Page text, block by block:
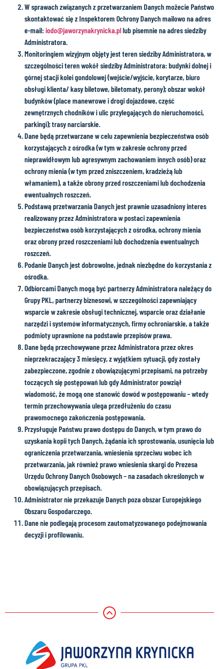
W sprawach związanych z przetwarzaniem Danych możecie Państwo
skontaktować się z Inspektorem Ochrony Danych mailowo na adres
e-mail: iodo@jaworzynakrynicka.pllub pisemnie na adres siedziby
Administratora.
Monitoringiem wizyjnym objęty jest teren siedziby Administratora, w
szczególności teren wokół siedziby Administratora: budynki dolnej i
górnej stacji kolei gondolowej (wejście/wyjście, korytarze, biuro
obsługi klienta/ kasy biletowe, biletomaty, perony); obszar wokół
budynków (place manewrowe i drogi dojazdowe, część
zewnętrznych chodników i ulic przylegających do nieruchomości,
parkingi); trasy narciarskie.
Dane będą przetwarzane w celu zapewnienia bezpieczeństwa osób
korzystających z ośrodka (w tym w zakresie ochrony przed
nieprawidłowym lub agresywnym zachowaniem innych osób) oraz
ochrony mienia (w tym przed zniszczeniem, kradzieżą lub
włamaniem), a także obrony przed roszczeniami lub dochodzenia
ewentualnych roszczeń.
Podstawą przetwarzania Danych jest prawnie uzasadniony interes
realizowany przez Administratora w postaci zapewnienia
bezpieczeństwa osób korzystających z ośrodka, ochrony mienia
oraz obrony przed roszczeniami lub dochodzenia ewentualnych
roszczeń.
Podanie Danych jest dobrowolne, jednak niezbędne do korzystania z
ośrodka.
Odbiorcami Danych mogą być partnerzy Administratora należący do
Grupy PKL, partnerzy biznesowi, w szczególności zapewniający
wsparcie w zakresie obsługi technicznej, wsparcie oraz działanie
narzędzi i systemów informatycznych, firmy ochroniarskie, a także
podmioty uprawnione na podstawie przepisów prawa.
Dane będą przechowywane przez Administratora przez okres
nieprzekraczający 3 miesięcy, z wyjątkiem sytuacji, gdy zostały
zabezpieczone, zgodnie z obowiązującymi przepisami, na potrzeby
toczących się postępowań lub gdy Administrator powziął
wiadomość, że mogą one stanowić dowód w postępowaniu – wtedy
termin przechowywania ulega przedłużeniu do czasu
prawomocnego zakończenia postępowania.
Przysługuje Państwu prawo dostępu do Danych, w tym prawo do
uzyskania kopii tych Danych, żądania ich sprostowania, usunięcia lub
ograniczenia przetwarzania, wniesienia sprzeciwu wobec ich
przetwarzania, jak również prawo wniesienia skargi do Prezesa
Urzędu Ochrony Danych Osobowych – na zasadach określonych w
obowiązujących przepisach.
Administrator nie przekazuje Danych poza obszar Europejskiego
Obszaru Gospodarczego.
Dane nie podlegają procesom zautomatyzowanego podejmowania
decyzji i profilowaniu.